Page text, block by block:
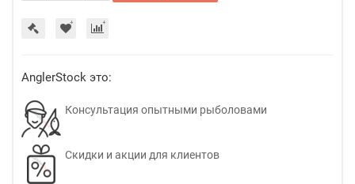
AnglerStock это:
Консультация опытными рыболовами
Скидки и акции для клиентов